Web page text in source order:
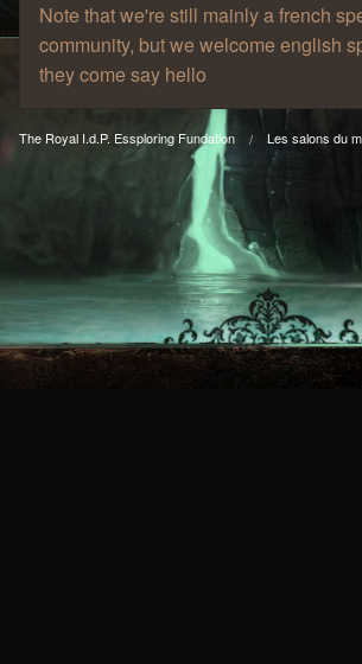
Note that we're still mainly a french
community, but we welcome english
they come say hello
The Royal I.d.P. Essploring Fundation Les salons du